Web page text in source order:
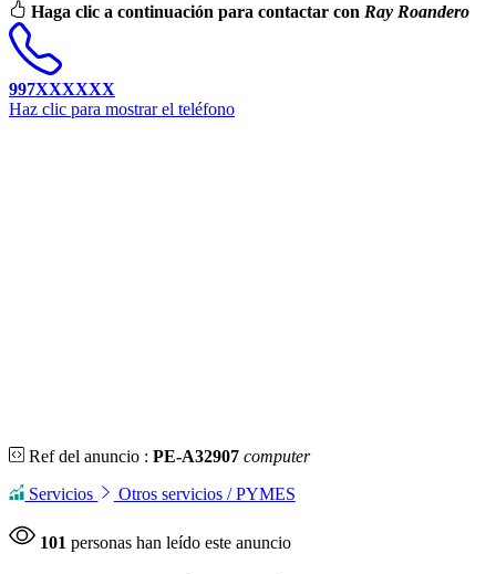
Haga clic a continuación para contactar con Ray Roandero
997XXXXXX
Haz clic para mostrar el teléfono
Ref del anuncio :PE-A32907 computer
Servicios Otros servicios / PYMES
101 personas han leído este anuncio